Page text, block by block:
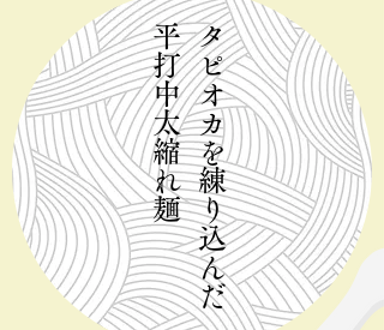
タ
ピ
オ
カ
を
練
り
込
ん
だ
平
打
中
太
縮
れ
麺